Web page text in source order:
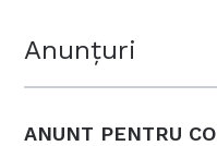
Anunțuri
ANUNT PENTRU